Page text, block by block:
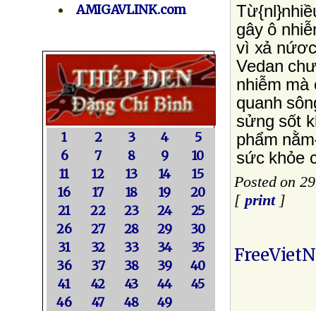
AMIGAVLINK.com
1 2 3 4
5
6
7 8 9
10
11
12 13 14
15
16
17 18 19
20
21
22 23 24
25
26
27 28 29
30
31
32 33 34
35
36
37 38 39
40
41
42 43 44
45
46
47 48 49
gây ô
vì xả
Vedan
nhiễm mà
quanh
sửng sốt
phẩm
sức khỏe
Posted on
[ print]